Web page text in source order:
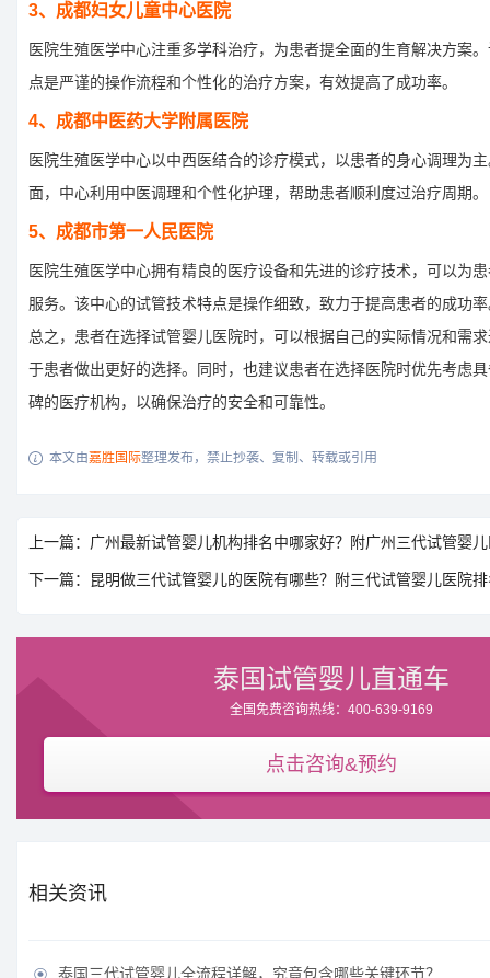
3、成都妇女儿童中心医院
医院生殖医学中心注重多学科治疗，为患者提全面的生育解决方案
点是严谨的操作流程和个性化的治疗方案，有效提高了成功率。
4、成都中医药大学附属医院
医院生殖医学中心以中西医结合的诊疗模式，以患者的身心调理为
面，中心利用中医调理和个性化护理，帮助患者顺利度过治疗周期。
5、成都市第一人民医院
医院生殖医学中心拥有精良的医疗设备和先进的诊疗技术，可以为
服务。该中心的试管技术特点是操作细致，致力于提高患者的成功
总之，患者在选择试管婴儿医院时，可以根据自己的实际情况和需
于患者做出更好的选择。同时，也建议患者在选择医院时优先考虑
碑的医疗机构，以确保治疗的安全和可靠性。
 本文由嘉胜国际整理发布，禁止抄袭、复制、转载或引用
上一篇：广州最新试管婴儿机构排名中哪家好？附广州三代试管婴
下一篇：昆明做三代试管婴儿的医院有哪些？附三代试管婴儿医院
泰国试管婴儿直通车
全国免费咨询热线：400-639-9169
点击咨询&预约
相关资讯
 泰国三代试管婴儿全流程详解，究竟包含哪些关键环节？